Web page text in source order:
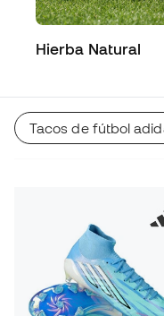
Hierba Natural
Tacos de fútbol